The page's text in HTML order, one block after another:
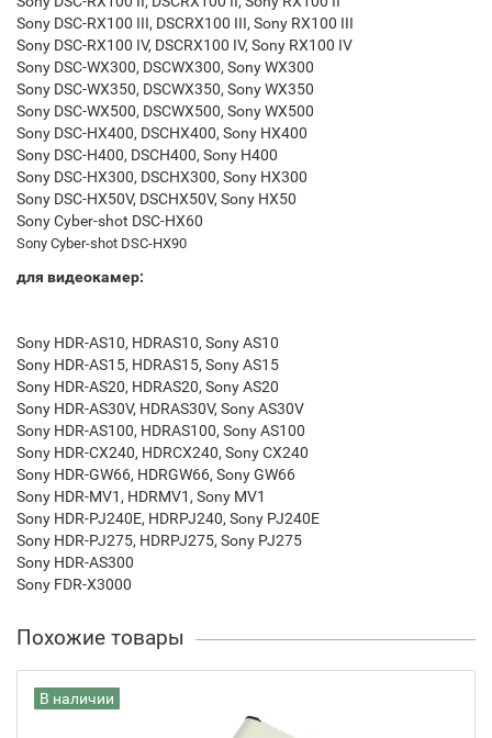
Sony DSC-RX100 III, DSCRX100 III, Sony RX100 III
Sony DSC-RX100 IV, DSCRX100 IV, Sony RX100 IV
Sony DSC-WX300, DSCWX300, Sony WX300
Sony DSC-WX350, DSCWX350, Sony WX350
Sony DSC-WX500, DSCWX500, Sony WX500
Sony DSC-HX400, DSCHX400, Sony HX400
Sony DSC-H400, DSCH400, Sony H400
Sony DSC-HX300, DSCHX300, Sony HX300
Sony DSC-HX50V, DSCHX50V, Sony HX50
Sony Cyber-shot DSC-HX60
Sony Cyber-shot DSC-HX90
для видеокамер:
Sony HDR-AS10, HDRAS10, Sony AS10
Sony HDR-AS15, HDRAS15, Sony AS15
Sony HDR-AS20, HDRAS20, Sony AS20
Sony HDR-AS30V, HDRAS30V, Sony AS30V
Sony HDR-AS100, HDRAS100, Sony AS100
Sony HDR-CX240, HDRCX240, Sony CX240
Sony HDR-GW66, HDRGW66, Sony GW66
Sony HDR-MV1, HDRMV1, Sony MV1
Sony HDR-PJ240E, HDRPJ240, Sony PJ240E
Sony HDR-PJ275, HDRPJ275, Sony PJ275
Sony HDR-AS300
Sony FDR-X3000
Похожие товары
В наличии